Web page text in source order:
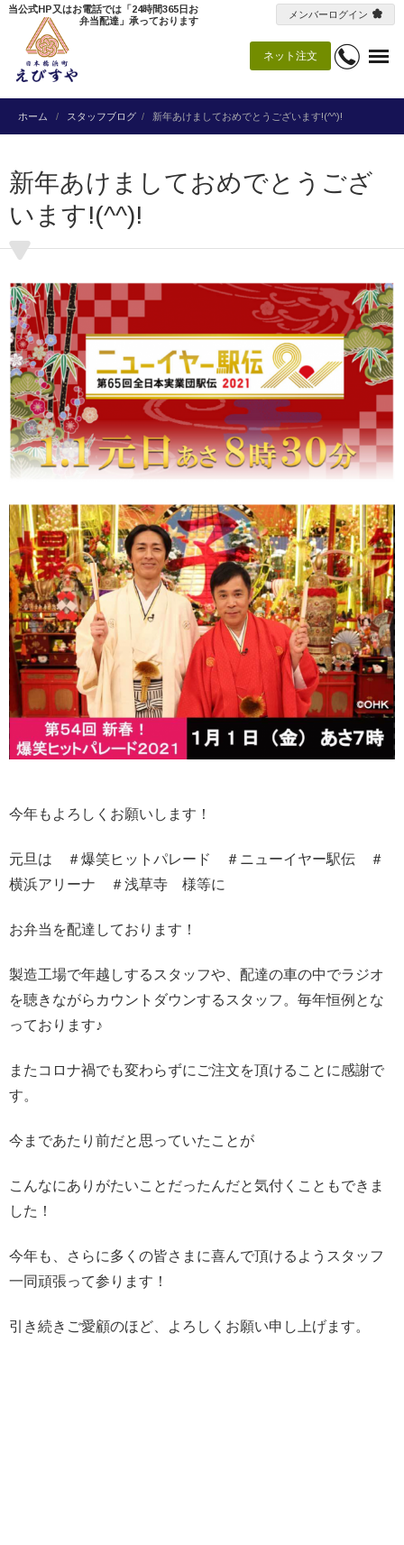
ネット注文
当公式HP又はお電話では「24時間365日お
弁当配達」承っております
メンバーログイン
ホーム スタッフブログ 新年あけましておめでとうございます!(^^)!
新年あけましておめでとうござ
います!(^^)!
今年もよろしくお願いします！
元旦は ＃爆笑ヒットパレード ＃ニューイヤー駅伝 ＃
横浜アリーナ ＃浅草寺 様等に
お弁当を配達しております！
製造工場で年越しするスタッフや、配達の車の中でラジオ
を聴きながらカウントダウンするスタッフ。毎年恒例とな
っております♪
またコロナ禍でも変わらずにご注文を頂けることに感謝で
す。
今まであたり前だと思っていたことが
こんなにありがたいことだったんだと気付くこともできま
した！
今年も、さらに多くの皆さまに喜んで頂けるようスタッフ
一同頑張って参ります！
引き続きご愛顧のほど、よろしくお願い申し上げます。